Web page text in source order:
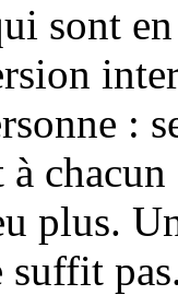
sont
:
plus.
suffit